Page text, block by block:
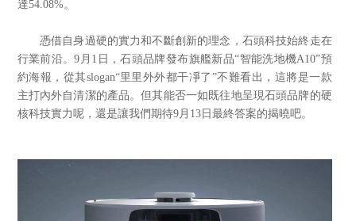
達54.08%。
憑借自身過硬的實力和不斷創新的理念，石頭科技始終走在
行業前沿。9月1日，石頭品牌發布旗艦新品“智能洗地機A10”預
約海報，從其slogan“里里外外都干凈了”不難看出，這將是一款
主打內外自清潔的產品。但其能否一如既往地呈現石頭品牌的硬
核科技實力呢，還是讓我們期待9月13日最終答案的揭曉吧。